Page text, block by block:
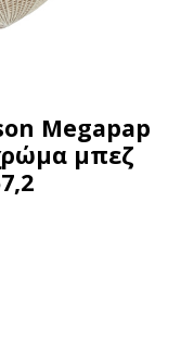
Megapap
μπεζ